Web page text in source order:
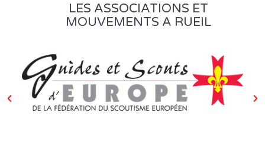
LES ASSOCIATIONS ET
MOUVEMENTS A RUEIL